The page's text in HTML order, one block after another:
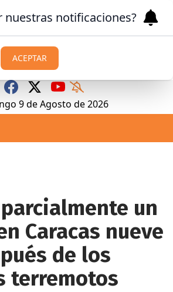
9deAgosto de 2026
un
Caracas nueve
de los
terremotos
nuestras notificaciones?
ACEPTAR